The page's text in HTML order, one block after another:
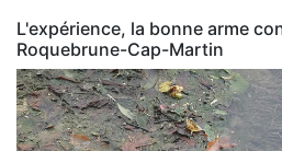
L'expérience, la bonne arme
Roquebrune-Cap-Martin